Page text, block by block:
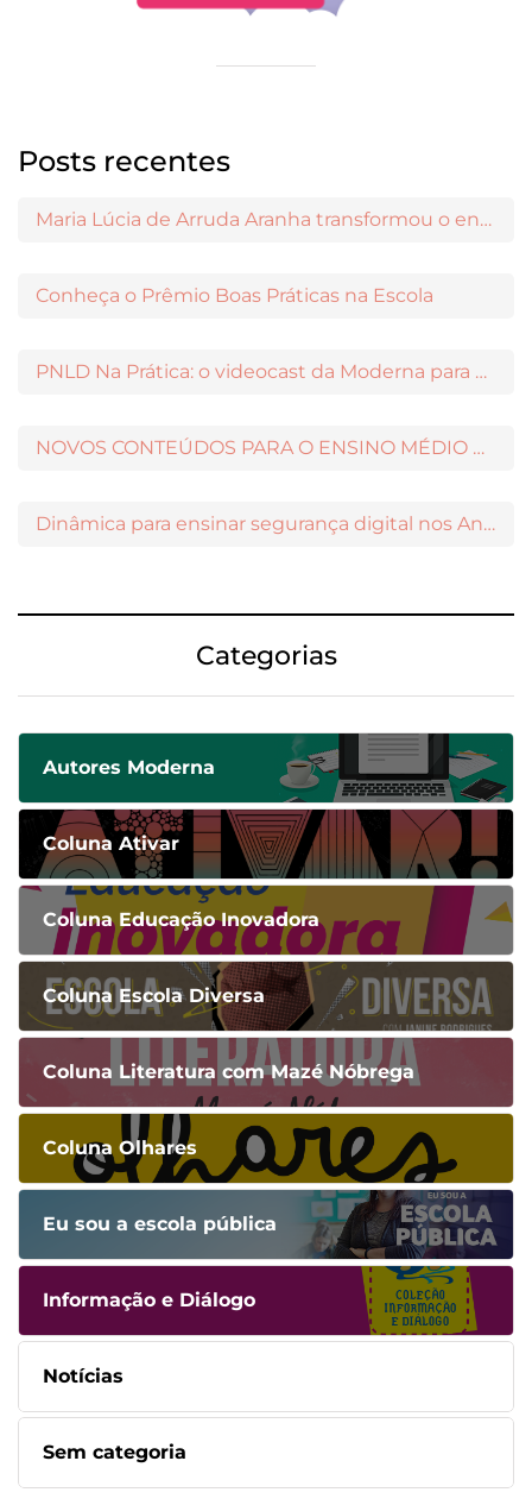
Posts recentes
Maria Lúcia de Arruda Aranha transformou o ensino de Filosofia no Brasil
Conheça o Prêmio Boas Práticas na Escola
PNLD Na Prática: o videocast da Moderna para apoiar a escolha das obras aprovadas
NOVOS CONTEÚDOS PARA O ENSINO MÉDIO DISPONÍVEIS NO MODERNAMIGOS
Dinâmica para ensinar segurança digital nos Anos Iniciais
Categorias
Autores Moderna
Coluna Ativar
Coluna Educação Inovadora
Coluna Escola Diversa
Coluna Literatura com Mazé Nóbrega
Coluna Olhares
Eu sou a escola pública
Informação e Diálogo
Notícias
Sem categoria